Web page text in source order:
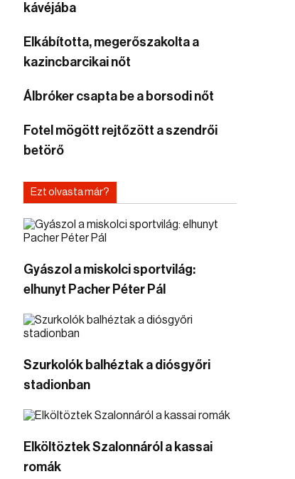
kávéjába
Elkábította, megerőszakolta a
kazincbarcikai nőt
Álbróker csapta be a borsodi nőt
Fotel mögött rejtőzött a szendrői
betörő
Ezt olvasta már?
Gyászol a miskolci sportvilág:
elhunyt Pacher Péter Pál
Szurkolók balhéztak a diósgyőri
stadionban
Elköltöztek Szalonnáról a kassai
romák